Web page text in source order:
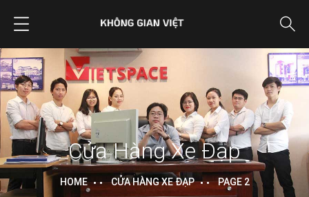
Cửa Hàng Xe Đạp
HOME CỬA HÀNG XE ĐẠP PAGE 2